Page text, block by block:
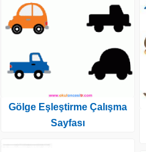
Gölge Eşleştirme Çalışma
Sayfası